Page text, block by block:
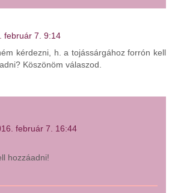
február 7. 9:14
kérdezni, h. a tojássárgához forrón kell
Köszönöm válaszod.
február 7. 16:44
hozzáadni!